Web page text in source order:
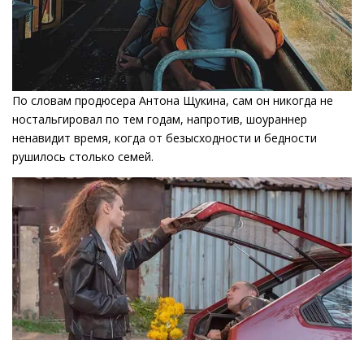
По словам продюсера Антона Щукина, сам он никогда не
ностальгировал по тем годам, напротив, шоураннер
ненавидит время, когда от безысходности и бедности
рушилось столько семей.